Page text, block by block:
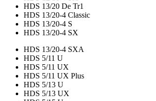
HDS 13/20 De Tr1
HDS 13/20-4 Classic
HDS 13/20-4 S
HDS 13/20-4 SX
HDS 13/20-4 SXA
HDS 5/11 U
HDS 5/11 UX
HDS 5/11 UX Plus
HDS 5/13 U
HDS 5/13 UX